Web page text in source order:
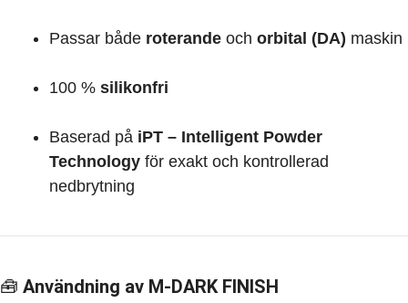
Passar både roterande och orbital (DA) maskin
100 % silikonfri
Baserad på iPT – Intelligent Powder
Technology för exakt och kontrollerad
nedbrytning
🧰 Användning av M-DARK FINISH